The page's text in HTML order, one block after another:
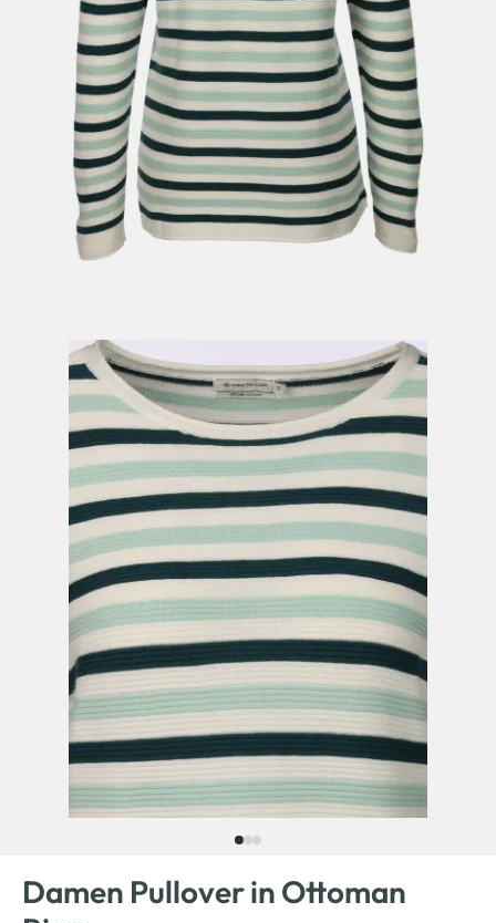
Damen Pullover in Ottoman